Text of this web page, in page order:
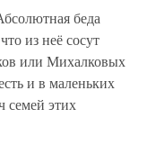
беда
из неё сосут
или Михалковых
и в маленьких
семей этих